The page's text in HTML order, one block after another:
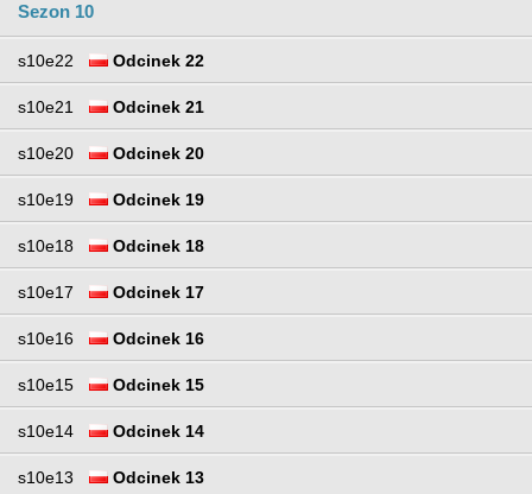
Sezon 10
s10e22 Odcinek 22
s10e21 Odcinek 21
s10e20 Odcinek 20
s10e19 Odcinek 19
s10e18 Odcinek 18
s10e17 Odcinek 17
s10e16 Odcinek 16
s10e15 Odcinek 15
s10e14 Odcinek 14
s10e13 Odcinek 13